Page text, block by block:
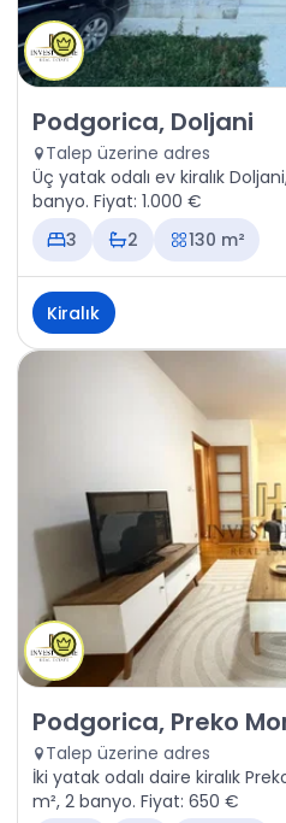
Kiralık - Ev Podgorica,
Podgorica, Doljani
Talep üzerine adres
Üç yatak odalı ev kiralık
banyo. Fiyat: 1.000 €
3
2 130 m²
Kiralık
Kiralık - Daire Podgorica,
Podgorica, Preko
Talep üzerine adres
İki yatak odalı daire kiralık
m², 2 banyo. Fiyat: 650 €